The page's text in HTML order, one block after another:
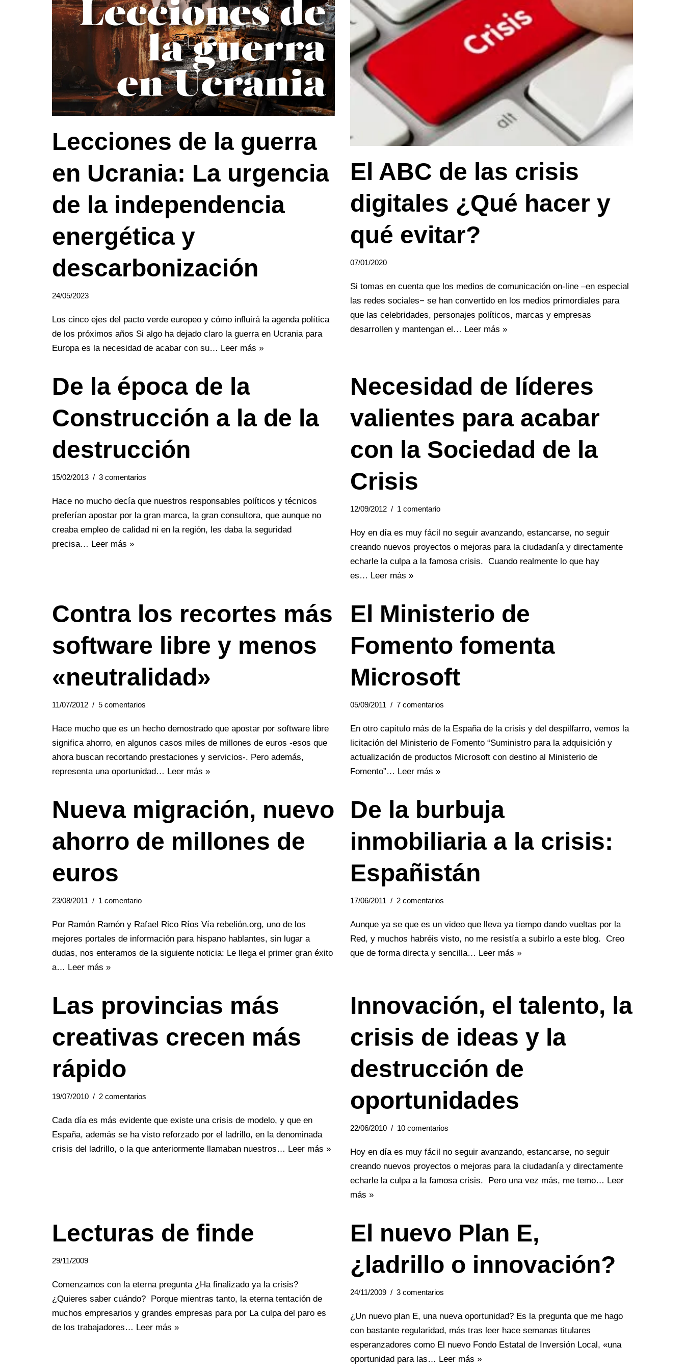
Lecciones de la guerra
en Ucrania: La urgencia
de la independencia
energética y
descarbonización
24/05/2023
Los cinco ejes del pacto verde europeo y cómo influirá la agenda política
de los próximos años Si algo ha dejado claro la guerra en Ucrania para
Europa es la necesidad de acabar con su… Leer más »
El ABC de las crisis
digitales ¿Qué hacer y
qué evitar?
07/01/2020
Si tomas en cuenta que los medios de comunicación on-line –en especial
las redes sociales− se han convertido en los medios primordiales para
que las celebridades, personajes políticos, marcas y empresas
desarrollen y mantengan el… Leer más »
De la época de la
Construcción a la de la
destrucción
15/02/2013 3 comentarios
Hace no mucho decía que nuestros responsables políticos y técnicos
preferían apostar por la gran marca, la gran consultora, que aunque no
creaba empleo de calidad ni en la región, les daba la seguridad
precisa… Leer más »
Necesidad de líderes
valientes para acabar
con la Sociedad de la
Crisis
12/09/2012 1 comentario
Hoy en día es muy fácil no seguir avanzando, estancarse, no seguir
creando nuevos proyectos o mejoras para la ciudadanía y directamente
echarle la culpa a la famosa crisis. Cuando realmente lo que hay
es… Leer más »
Contra los recortes más
software libre y menos
«neutralidad»
11/07/2012 5 comentarios
Hace mucho que es un hecho demostrado que apostar por software libre
significa ahorro, en algunos casos miles de millones de euros -esos que
ahora buscan recortando prestaciones y servicios-. Pero además,
representa una oportunidad… Leer más »
El Ministerio de
Fomento fomenta
Microsoft
05/09/2011 7 comentarios
En otro capítulo más de la España de la crisis y del despilfarro, vemos la
licitación del Ministerio de Fomento “Suministro para la adquisición y
actualización de productos Microsoft con destino al Ministerio de
Fomento”… Leer más »
Nueva migración, nuevo
ahorro de millones de
euros
23/08/2011 1 comentario
Por Ramón Ramón y Rafael Rico Ríos Vía rebelión.org, uno de los
mejores portales de información para hispano hablantes, sin lugar a
dudas, nos enteramos de la siguiente noticia: Le llega el primer gran éxito
a… Leer más »
De la burbuja
inmobiliaria a la crisis:
Españistán
17/06/2011 2 comentarios
Aunque ya se que es un video que lleva ya tiempo dando vueltas por la
Red, y muchos habréis visto, no me resistía a subirlo a este blog. Creo
que de forma directa y sencilla… Leer más »
Las provincias más
creativas crecen más
rápido
19/07/2010 2 comentarios
Cada día es más evidente que existe una crisis de modelo, y que en
España, además se ha visto reforzado por el ladrillo, en la denominada
crisis del ladrillo, o la que anteriormente llamaban nuestros… Leer más »
Innovación, el talento, la
crisis de ideas y la
destrucción de
oportunidades
22/06/2010 10 comentarios
Hoy en día es muy fácil no seguir avanzando, estancarse, no seguir
creando nuevos proyectos o mejoras para la ciudadanía y directamente
echarle la culpa a la famosa crisis. Pero una vez más, me temo… Leer
más »
Lecturas de finde
29/11/2009
Comenzamos con la eterna pregunta ¿Ha finalizado ya la crisis?
¿Quieres saber cuándo? Porque mientras tanto, la eterna tentación de
muchos empresarios y grandes empresas para por La culpa del paro es
de los trabajadores… Leer más »
El nuevo Plan E,
¿ladrillo o innovación?
24/11/2009 3 comentarios
¿Un nuevo plan E, una nueva oportunidad? Es la pregunta que me hago
con bastante regularidad, más tras leer hace semanas titulares
esperanzadores como El nuevo Fondo Estatal de Inversión Local, «una
oportunidad para las… Leer más »